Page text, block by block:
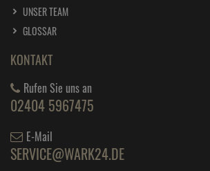
UNSER TEAM
GLOSSAR
KONTAKT
Rufen Sie uns an
02404 5967475
E-Mail
SERVICE@WARK24.DE